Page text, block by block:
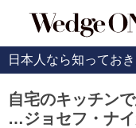
日本人なら知ってお
自宅のキッチン
…ジョセフ・ナ